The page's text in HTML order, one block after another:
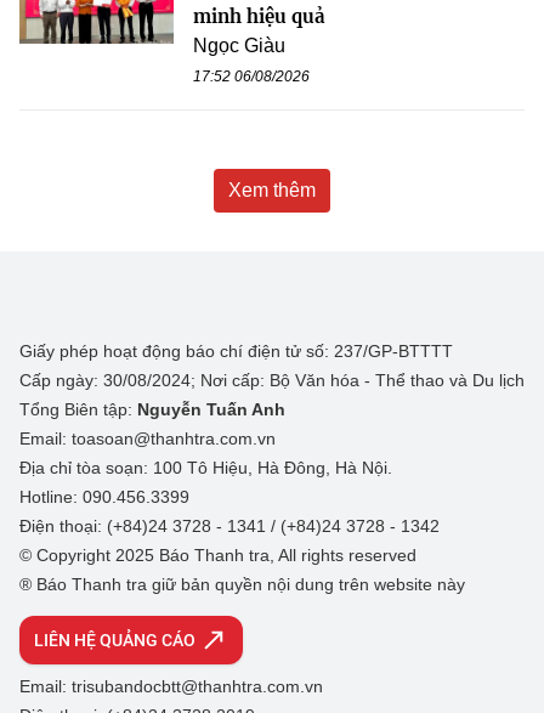
minh hiệu quả
Ngọc Giàu
17:52 06/08/2026
Xem thêm
Giấy phép hoạt động báo chí điện tử số: 237/GP-BTTTT
Cấp ngày: 30/08/2024; Nơi cấp: Bộ Văn hóa - Thể thao và Du lịch
Tổng Biên tập: Nguyễn Tuấn Anh
Email: toasoan@thanhtra.com.vn
Địa chỉ tòa soạn: 100 Tô Hiệu, Hà Đông, Hà Nội.
Hotline: 090.456.3399
Điện thoại: (+84)24 3728 - 1341 / (+84)24 3728 - 1342
© Copyright 2025 Báo Thanh tra, All rights reserved
® Báo Thanh tra giữ bản quyền nội dung trên website này
LIÊN HỆ QUẢNG CÁO
Email: trisubandocbtt@thanhtra.com.vn